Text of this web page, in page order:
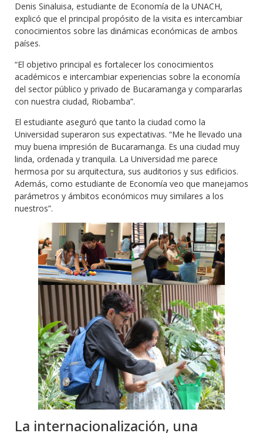
Denis Sinaluisa, estudiante de Economía de la UNACH,
explicó que el principal propósito de la visita es intercambiar
conocimientos sobre las dinámicas económicas de ambos
países.
“El objetivo principal es fortalecer los conocimientos
académicos e intercambiar experiencias sobre la economía
del sector público y privado de Bucaramanga y compararlas
con nuestra ciudad, Riobamba”.
El estudiante aseguró que tanto la ciudad como la
Universidad superaron sus expectativas. “Me he llevado una
muy buena impresión de Bucaramanga. Es una ciudad muy
linda, ordenada y tranquila. La Universidad me parece
hermosa por su arquitectura, sus auditorios y sus edificios.
Además, como estudiante de Economía veo que manejamos
parámetros y ámbitos económicos muy similares a los
nuestros”.
La internacionalización, una